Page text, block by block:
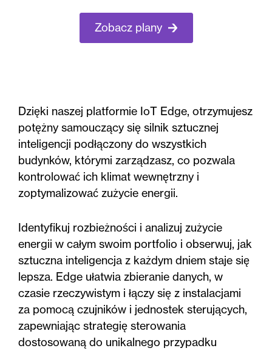
Zobacz plany
Dzięki naszej platformie IoT Edge, otrzymujesz
potężny samouczący się silnik sztucznej
inteligencji podłączony do wszystkich
budynków, którymi zarządzasz, co pozwala
kontrolować ich klimat wewnętrzny i
zoptymalizować zużycie energii.
Identyfikuj rozbieżności i analizuj zużycie
energii w całym swoim portfolio i obserwuj, jak
sztuczna inteligencja z każdym dniem staje się
lepsza. Edge ułatwia zbieranie danych, w
czasie rzeczywistym i łączy się z instalacjami
za pomocą czujników i jednostek sterujących,
zapewniając strategię sterowania
dostosowaną do unikalnego przypadku